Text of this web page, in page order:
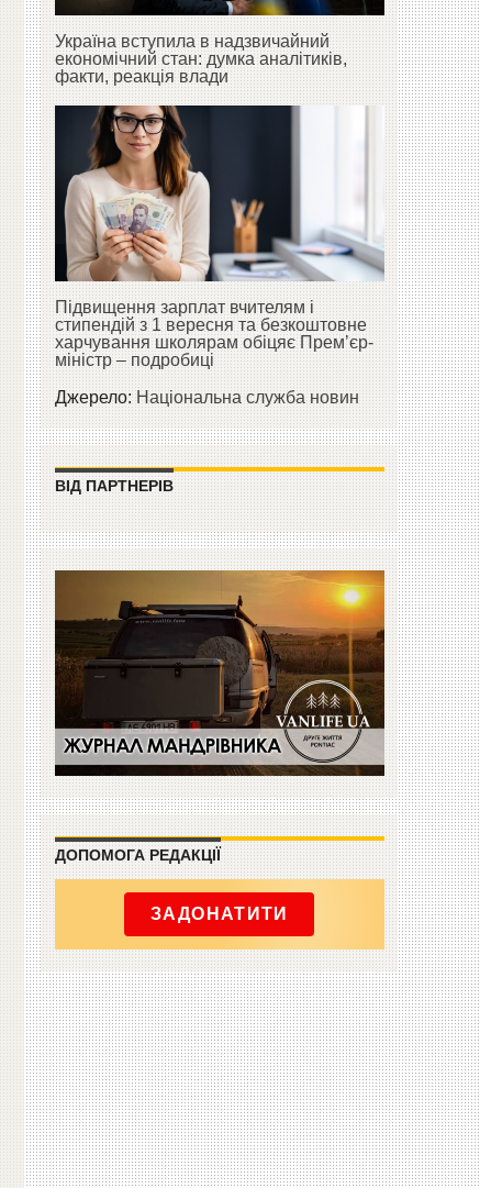
Україна вступила в надзвичайний
економічний стан: думка аналітиків,
факти, реакція влади
Підвищення зарплат вчителям і
стипендій з 1 вересня та безкоштовне
харчування школярам обіцяє Прем’єр-
міністр – подробиці
Джерело:Національна служба новин
ВІД ПАРТНЕРІВ
ДОПОМОГА РЕДАКЦІЇ
ЗАДОНАТИТИ